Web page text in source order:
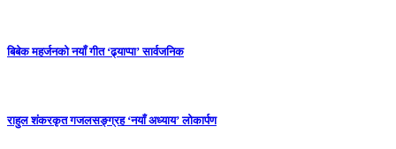
बिबेक महर्जनको नयाँ गीत ‘ढ्याप्पा’ सार्वजनिक
राहुल शंकरकृत गजलसङ्ग्रह ‘नयाँ अध्याय’ लोकार्पण